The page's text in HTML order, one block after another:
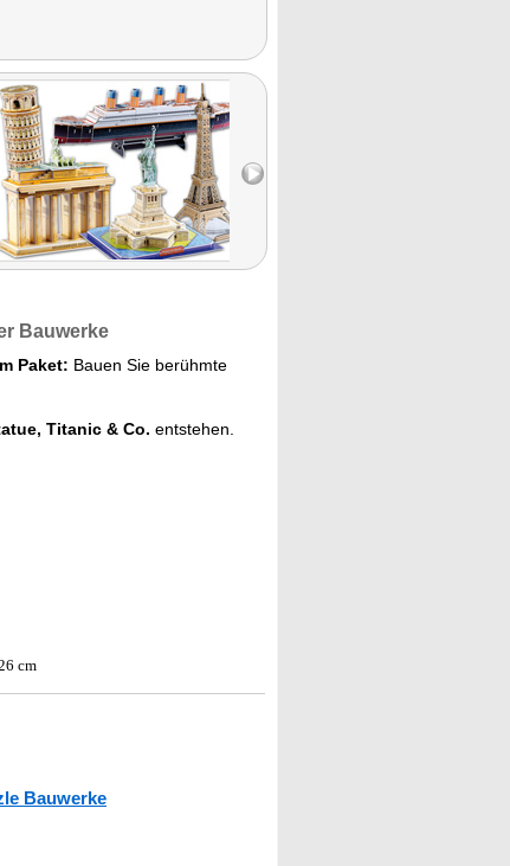
Bauwerke
Paket: Bauen Sie berühmte
Titanic & Co. entstehen.
cm
Bauwerke